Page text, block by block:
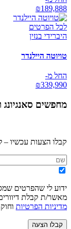
₪189,888
לכל הפרטים
היברידי בנזין
טויוטה היילנדר
החל מ-
₪339,990
מחפשים
קבלו הצעות עכשיו –
ידוע לי שהפרטים
מאשר/ת קבלת
מדיניות הפרטיות
קבלו הצעה